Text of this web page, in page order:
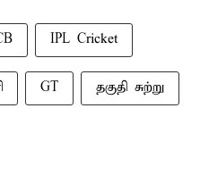
IPL Cricket
GT தகுதி சுற்று